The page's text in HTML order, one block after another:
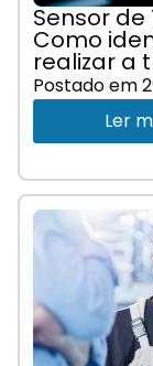
Sensor
Como
realizar a
Postado em
Ler